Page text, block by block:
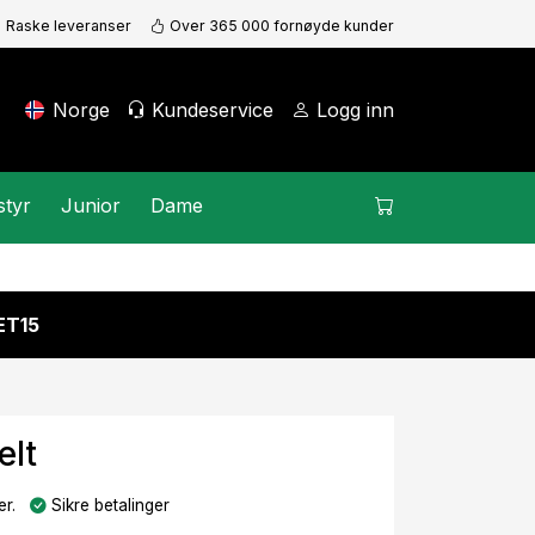
Raske leveranser Over 365 000 fornøyde kunder
Norge Kundeservice Logg inn
Junior Dame
Sikre betalinger